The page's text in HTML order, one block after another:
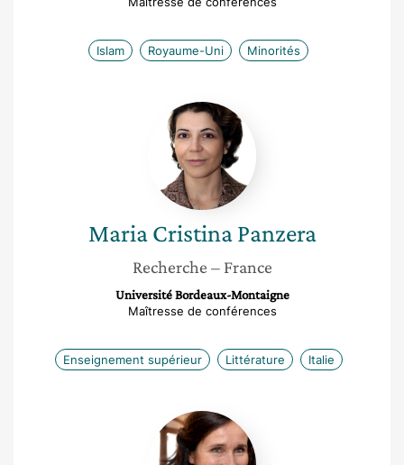
Islam Royaume-Uni Minorités
Maria
Cristina
Panzera
Maria Cristina Panzera
Recherche – France
Université Bordeaux-Montaigne
Maîtresse de conférences
Enseignement supérieur Littérature Italie
Marie-
Dominique
Popelard